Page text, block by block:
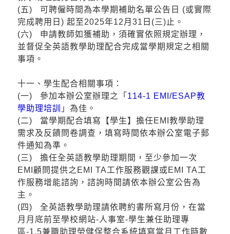
(五) 可聘僱時間為本學期補助名單公告日 (或實際
完成聘用日) 起至2025年12月31日(三)止。
(六) 申請教師如獲補助，須確實依照規定辦理，
並督促全英語教學助理配合完成當學期規定之相關
事項。
十一、學生配合相關事項：
(一) 參加本辦公室辦理之「 114-1 EMI/ESAP教
學助理培訓
」為佳。
(二) 當學期配合填寫【學生】擔任EMI教學助理
需求及反饋問卷調查，填寫時間依本辦公室電子郵
件通知為準。
(三) 擔任全英語教學助理期間，至少參加一次
EMI顧問提供之EMI TA工作服務觀課或EMI TA工
作服務增能諮詢，諮詢時間請依本辦公室公告為
主。
(四) 全英語教學助理請依聘約書所寫月份，在當
月月底前至學校網站-人事室-學生兼任助理專
區-1.5兼職助理勞健保整合系統填寫當月工作時數